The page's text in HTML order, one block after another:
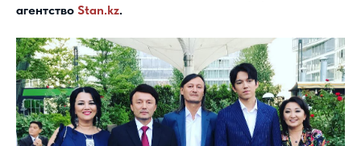
агентство Stan.kz.